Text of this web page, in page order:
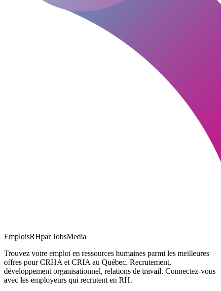
EmploisRHpar JobsMedia
Trouvez votre emploi en ressources humaines parmi les meilleures
offres pour CRHA et CRIA au Québec. Recrutement,
développement organisationnel, relations de travail. Connectez-vous
avec les employeurs qui recrutent en RH.